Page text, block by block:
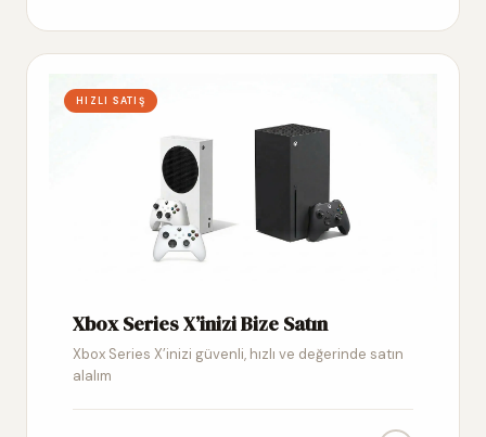
HIZLI SATIŞ
Xbox Series X’inizi Bize Satın
Xbox Series X’inizi güvenli, hızlı ve değerinde satın
alalım